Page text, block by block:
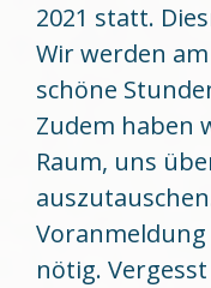
2021 statt.
Wir werden
schöne
Zudem haben
Raum, uns
nötig.